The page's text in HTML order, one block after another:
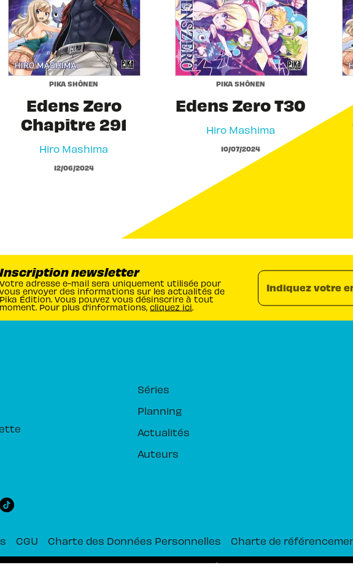
PIKA SHÔNEN
Edens Zero
Chapitre 291
Hiro Mashima
12/06/2024
PIKA SHÔNEN
Edens Zero T30
Hiro Mashima
10/07/2024
Inscription newsletter
Votre adresse e-mail sera uniquement utilisée pour
vous envoyer des informations sur les actualités de
Pika Édition. Vous pouvez vous désinscrire à tout
moment. Pour plus d’informations, cliquez ici.
Indiquez votre
Séries
Planning
Actualités
Auteurs
CGU Charte des Données Personnelles Charte de
PIKA ÉDITION© 2026